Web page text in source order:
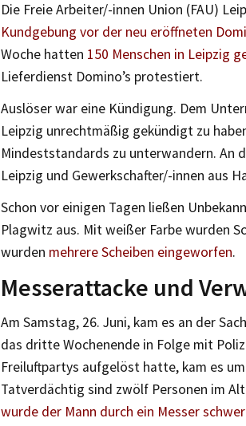
Die Freie Arbeiter/-innen Union (FAU)
Kundgebung vor der neu eröffneten
Woche hatten 150 Menschen in Leipzig
Lieferdienst Domino’s protestiert.
Auslöser war eine Kündigung. Dem
Leipzig unrechtmäßig gekündigt zu
Mindeststandards zu unterwandern. An
Leipzig und Gewerkschafter/-innen aus
Schon vor einigen Tagen ließen
Plagwitz aus. Mit weißer Farbe wurden
wurden mehrere Scheiben eingeworfen.
Messerattacke und
Am Samstag, 26. Juni, kam es an der
das dritte Wochenende in Folge mit
Freiluftpartys aufgelöst hatte, kam es
Tatverdächtig sind zwölf Personen im
wurde der Mann durch ein Messer